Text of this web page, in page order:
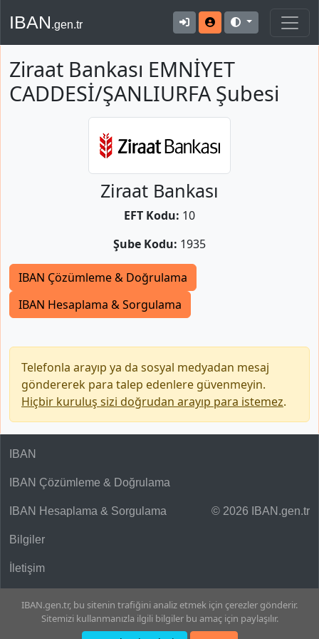
IBAN.gen.tr
Ziraat Bankası EMNİYET
CADDESİ/ŞANLIURFA Şubesi
Ziraat Bankası
EFT Kodu: 10
Şube Kodu: 1935
IBAN Çözümleme & Doğrulama
IBAN Hesaplama & Sorgulama
Telefonla arayıp ya da sosyal medyadan mesaj
göndererek para talep edenlere güvenmeyin.
Hiçbir kuruluş sizi doğrudan arayıp para istemez.
© 2026 IBAN.gen.tr
IBAN
IBAN Çözümleme & Doğrulama
IBAN Hesaplama & Sorgulama
Bilgiler
İletişim
IBAN.gen.tr, bu sitenin trafiğini analiz etmek için çerezler gönderir.
Sitemizi kullanmanızla ilgili bilgiler bu amaç için paylaşılır.